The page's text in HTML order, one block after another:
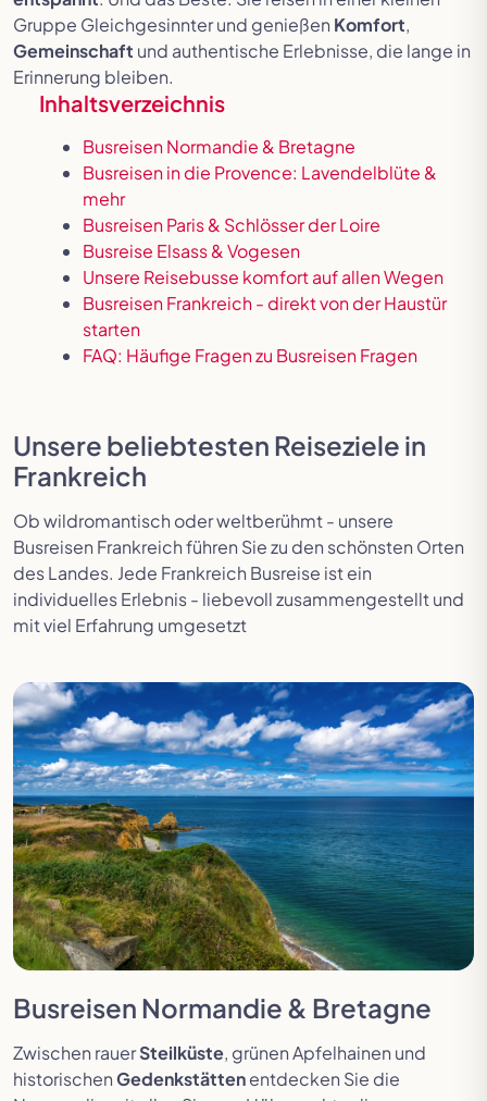
Gruppe Gleichgesinnter und genießen Komfort,
Gemeinschaft und authentische Erlebnisse, die lange in
Erinnerung bleiben.
Inhaltsverzeichnis
Busreisen Normandie & Bretagne
Busreisen in die Provence: Lavendelblüte &
mehr
Busreisen Paris & Schlösser der Loire
Busreise Elsass & Vogesen
Unsere Reisebusse komfort auf allen Wegen
Busreisen Frankreich - direkt von der Haustür
starten
FAQ: Häufige Fragen zu Busreisen Fragen
Unsere beliebtesten Reiseziele in
Frankreich
Ob wildromantisch oder weltberühmt - unsere
Busreisen Frankreich führen Sie zu den schönsten Orten
des Landes. Jede Frankreich Busreise ist ein
individuelles Erlebnis - liebevoll zusammengestellt und
mit viel Erfahrung umgesetzt
Busreisen Normandie & Bretagne
Zwischen rauerSteilküste, grünen Apfelhainen und
historischenGedenkstättenentdecken Sie die